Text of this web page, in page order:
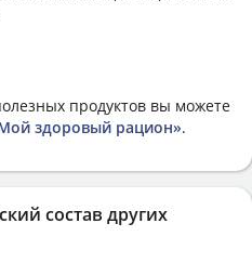
продуктов вы можете
здоровый рацион».
состав других